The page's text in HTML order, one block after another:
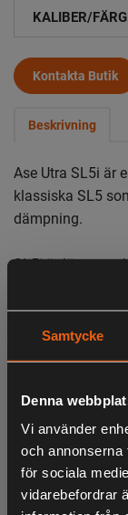
Samtycke
Denna
Vi använder
och annonserna
för sociala
vidarebefordrar
KALIBER/
Kontakta Butik
Beskrivning
Ase Utra SL5i är
klassiska SL5
dämpning.
SL5iär lättare
Ljuddämparna
mycket intensivt
täta serier på
bussningar som
Det rostfria inre
korrosiva
regöring är